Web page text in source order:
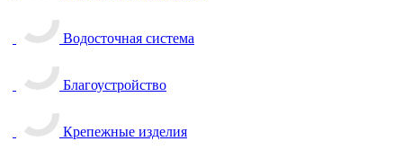
Водосточная система
Благоустройство
Крепежные изделия